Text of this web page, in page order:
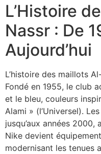
L’Histoire
Nassr : De
Aujourd’hui
L’histoire des maillots
Fondé en 1955, le club
et le bleu, couleurs
Alami » (l’Universel).
jusqu’aux années
Nike devient
modernisant les tenues